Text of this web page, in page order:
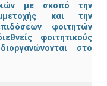
με σκοπό την
και την
φοιτητών
φοιτητικούς
στο